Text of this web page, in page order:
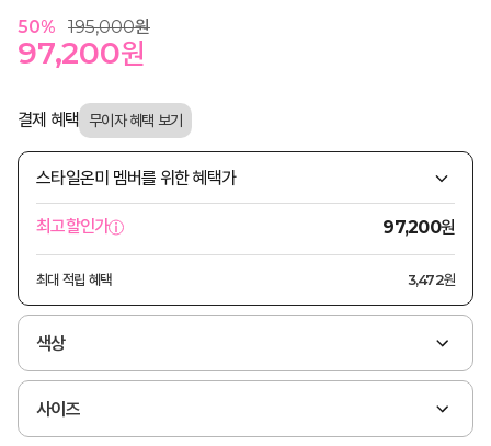
50% 195,000원
97,200원
결제 혜택
스타일온미 멤버를 위한 혜택가
최고할인가 97,200원
최대 적립 혜택 3,472원
색상
사이즈